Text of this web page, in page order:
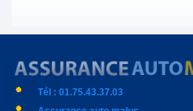
Tél : 01.75.43.37.03